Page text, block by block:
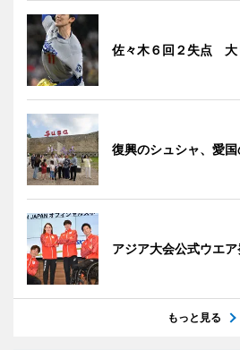
佐々木６回２失点 大
復興のシュシャ、愛
アジア大会公式ウエ
もっと見る